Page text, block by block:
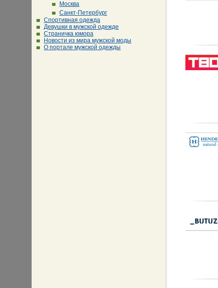
Москва
Санкт-Петербург
Спортивная одежда
Девушки в мужской одежде
Страничка юмора
Новости из мира мужской моды
О портале мужской одежды